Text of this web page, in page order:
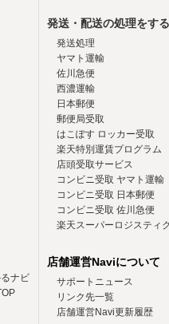
ナビ
発送・配送の処理をする
発送処理
ヤマト運輸
佐川急便
西濃運輸
日本郵便
郵便局受取
はこぽす ロッカー受取
楽天特別運賃プログラム
店頭受取サービス
コンビニ受取 ヤマト運輸
コンビニ受取 日本郵便
コンビニ受取 佐川急便
楽天スーパーロジスティ
店舗運営Naviについて
サポートニュース
リンク先一覧
店舗運営Navi更新履歴